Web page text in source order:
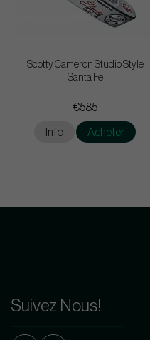
Scotty Cameron Studio Style
Santa Fe
€585
Info Acheter
Suivez Nous!